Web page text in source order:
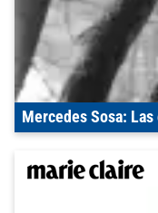
Mercedes Sosa: